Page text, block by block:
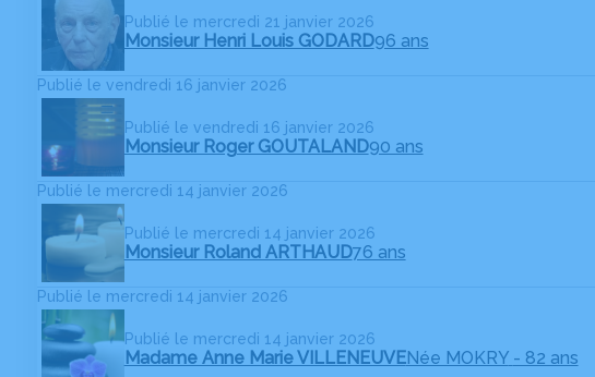
Publié le mercredi 21 janvier 2026
Monsieur Henri Louis GODARD96 ans
Publié le vendredi 16 janvier 2026
Publié le vendredi 16 janvier 2026
Monsieur Roger GOUTALAND90 ans
Publié le mercredi 14 janvier 2026
Publié le mercredi 14 janvier 2026
Monsieur Roland ARTHAUD76 ans
Publié le mercredi 14 janvier 2026
Publié le mercredi 14 janvier 2026
Madame Anne Marie VILLENEUVENée MOKRY - 82 ans